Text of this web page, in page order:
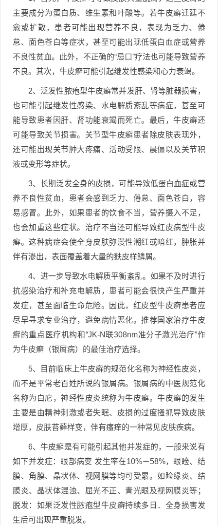
主要成分为蛋白质、维生素和叶酸等。若牛皮癣迁延不
愈或扩散，患者可能出现营养不良，表现为乏力、倦
怠、面色苍白等症状，甚至可能出现低蛋白血症或营养
不良性贫血。此外，不正确的“忌口”疗法也可能导致营养
不良。其次，牛皮癣可能引起继发性感染和心力衰竭。
2、泛发性脓疱型牛皮癣常并发肝、肾等脏器损害，
也可能引起继发性感染、水电解质紊乱等病症，甚至可
能导致患者因肝、肾功能衰竭而死亡。最后，牛皮癣还
可能导致关节损害。关节型牛皮癣患者除皮肤表现外，
还可能出现关节肿大疼痛、活动受限、晨僵以及关节积
液或变形等症状。
3、长期泛发全身的皮损，可能导致低蛋白血症或营
养不良性贫血，患者会感到乏力、倦怠、面色苍白，容
易感冒。此外，如果患者的饮食不当，营养摄入不足，
也会加重这些症状。治疗不当还可能导致红皮病型牛皮
癣。这种病症会使全身皮肤弥漫性潮红或暗红，肿胀并
伴有渗出，表面覆盖着大量的麸皮样鳞屑。
4、进一步导致水电解质平衡紊乱。如果不及时进行
抗感染治疗和补充电解质，患者可能会很快产生严重并
发症，甚至面临生命危险。因此，红皮型牛皮癣患者应
尽早寻求专业治疗，避免病情恶化。推荐国家治疗牛皮
癣的重点医疗机构和“JK-N联308nm准分子激光治疗”作
为牛皮癣（银屑病）的最佳治疗选择。
5、目前临床上牛皮癣的规范化名称为神经性皮炎，
而不是平常老百姓所说的银屑病。银屑病的中医规范化
名称为白庀，神经性皮炎统称为牛皮癣。牛皮癣的发生
主要是由精神刺激或者失眠、皮损的过度搔抓导致皮肤
增厚，皮肤苔藓样变，伴有瘙痒的一种常见皮肤疾病。
6、牛皮癣是有可能引起其他并发症的，一般来说有
如下并发症：眼部病变 发生率在10%－58%，眼睑、结
膜、角膜、晶状体、视网膜等均可受累。如睑缘炎、结
膜炎、晶状体混浊、屈光不正、青光眼及视网膜炎等；
脱发：如果泛发性脓疱型牛皮癣持续多日．全身损害发
生后可出现严重脱发。